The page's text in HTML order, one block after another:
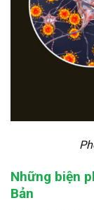
Những biện
Bản